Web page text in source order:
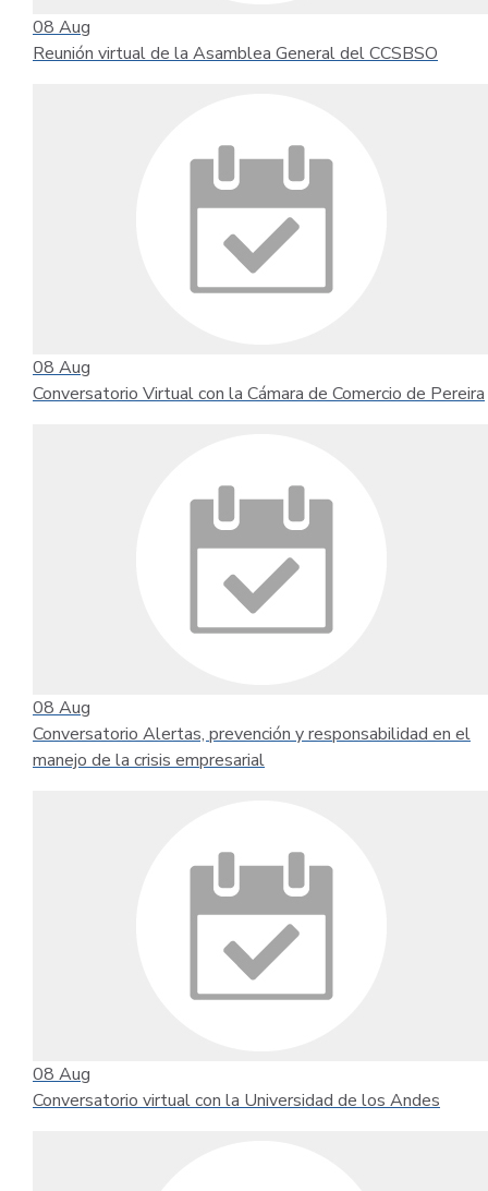
08 Aug
Reunión virtual de la Asamblea General del CCSBSO
08 Aug
Conversatorio Virtual con la Cámara de Comercio de Pereira
08 Aug
Conversatorio Alertas, prevención y responsabilidad en el
manejo de la crisis empresarial
08 Aug
Conversatorio virtual con la Universidad de los Andes